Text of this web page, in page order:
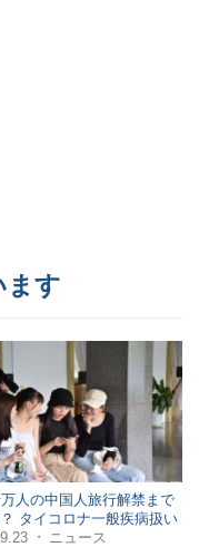
ます
人の中国人旅行解禁まで
タイコロナ一般疾病扱い
・ ニュース